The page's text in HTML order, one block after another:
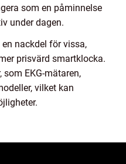
som en påminnelse
under dagen.
nackdel för vissa,
prisvärd smartklocka.
EKG-mätaren,
vilket kan